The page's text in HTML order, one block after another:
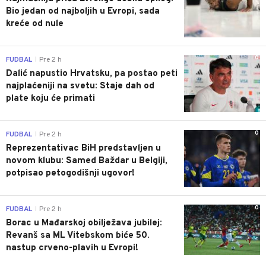
Bio jedan od najboljih u Evropi, sada
kreće od nule
0
FUDBAL Pre 2 h
Dalić napustio Hrvatsku, pa postao peti
najplaćeniji na svetu: Staje dah od
plate koju će primati
0
FUDBAL Pre 2 h
Reprezentativac BiH predstavljen u
novom klubu: Samed Baždar u Belgiji,
potpisao petogodišnji ugovor!
0
FUDBAL Pre 2 h
Borac u Mađarskoj obilježava jubilej:
Revanš sa ML Vitebskom biće 50.
nastup crveno-plavih u Evropi!